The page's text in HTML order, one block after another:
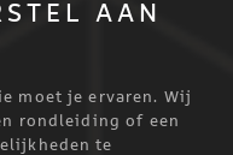
AAN
moet je ervaren. Wij
rondleiding of een
te